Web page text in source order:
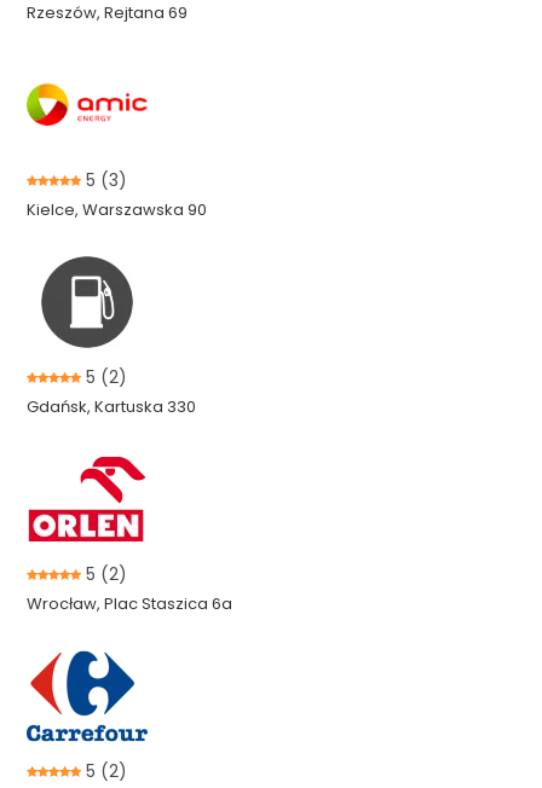
Rzeszów, Rejtana 69
5 (3)
Kielce, Warszawska 90
5 (2)
Gdańsk, Kartuska 330
5 (2)
Wrocław, Plac Staszica 6a
5 (2)